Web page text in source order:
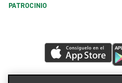
PATROCINIO